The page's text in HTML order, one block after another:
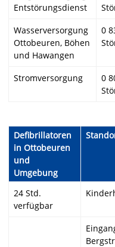
Entstörungsdienst
Wasserversorgung
Ottobeuren, Böhen
und Hawangen
0
Stromversorgung
0
Defibrillatoren
in Ottobeuren
und
Umgebung
24 Std.
verfügbar